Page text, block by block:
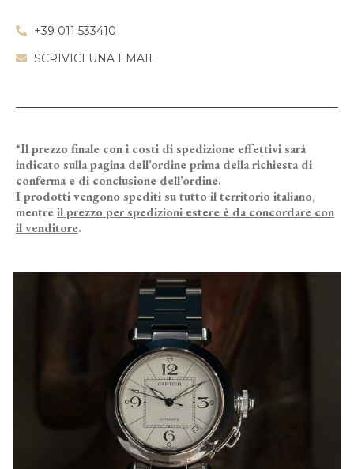
+39 011 533410
SCRIVICI UNA EMAIL
*Il prezzo finale con i costi di spedizione effettivi sarà
indicato sulla pagina dell’ordine prima della richiesta di
conferma e di conclusione dell’ordine.
I prodotti vengono spediti su tutto il territorio italiano,
mentre il prezzo per spedizioni estere è da concordare con
il venditore.